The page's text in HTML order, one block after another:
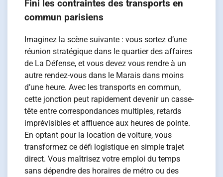
Fini les contraintes des transports en
commun parisiens
Imaginez la scène suivante : vous sortez d’une
réunion stratégique dans le quartier des affaires
de La Défense, et vous devez vous rendre à un
autre rendez-vous dans le Marais dans moins
d’une heure. Avec les transports en commun,
cette jonction peut rapidement devenir un casse-
tête entre correspondances multiples, retards
imprévisibles et affluence aux heures de pointe.
En optant pour la location de voiture, vous
transformez ce défi logistique en simple trajet
direct. Vous maîtrisez votre emploi du temps
sans dépendre des horaires de métro ou des